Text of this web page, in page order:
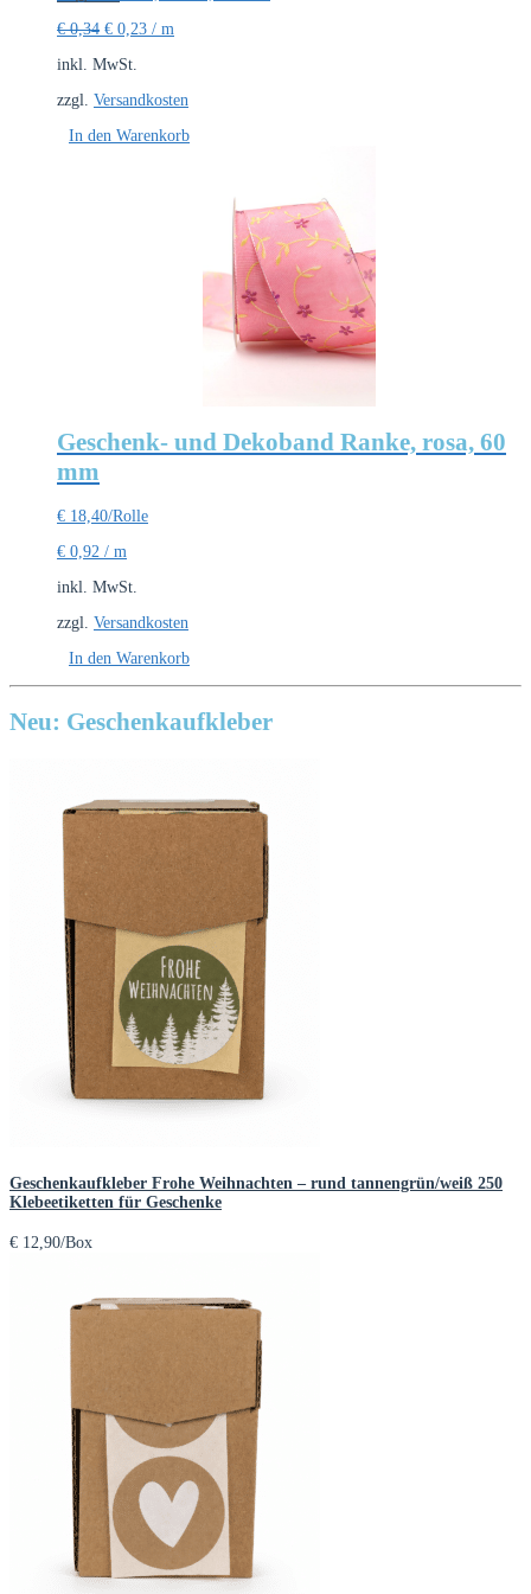
€0,34 € 0,23 / m
inkl. MwSt.
zzgl. Versandkosten
In den Warenkorb
Geschenk- und Dekoband Ranke, rosa, 60
mm
€ 18,40/Rolle
€ 0,92 / m
inkl. MwSt.
zzgl. Versandkosten
In den Warenkorb
Neu: Geschenkaufkleber
Geschenkaufkleber Frohe Weihnachten – rund tannengrün/weiß 250
Klebeetiketten für Geschenke
€ 12,90/Box